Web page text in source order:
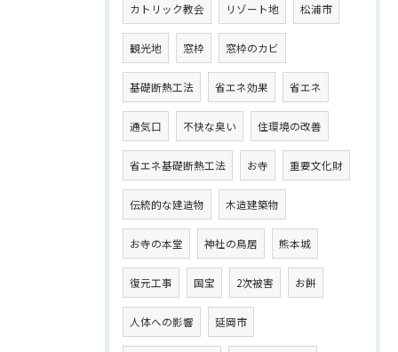
カトリック教会 リゾート地 松浦市
観光地 窓枠 窓枠のカビ
基礎断熱工法 省エネ効果 省エネ
通気口 不快な臭い 住環境の改善
省エネ基礎断熱工法 お寺 重要文化財
伝統的な建造物 木造建築物
お寺の本堂 神社の鳥居 熊本城
復元工事 国宝 2次被害 お餅
人体への影響 延岡市